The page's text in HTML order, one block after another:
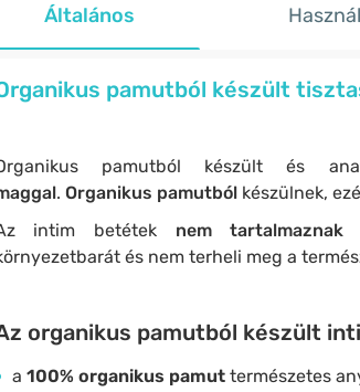
Általános
pamutból készült
pamutból készült és
. Organikus pamutbólkészülnek,
intim betétek nem tartalmaznak
és nem terheli meg a
organikus pamutból készült
a 100% organikus pamut természetes